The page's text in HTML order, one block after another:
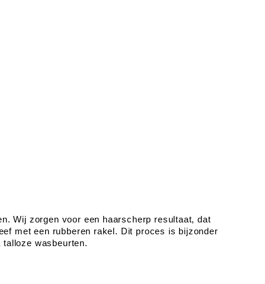
Wij zorgen voor een haarscherp resultaat, dat
met een rubberen rakel. Dit proces is bijzonder
wasbeurten.